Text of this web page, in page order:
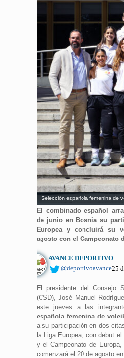
Selección española femenina de
El combinado español
de junio en Bosnia su
Europea y concluirá su
agosto con el Campeonato
AVANCE DEPORTIVO
@deportivoavance25
El presidente del Consejo
(CSD), José Manuel
este jueves a las
española femenina de
a su participación en dos
la Liga Europea, con debut el
y el Campeonato de
comenzará el 20 de agosto en